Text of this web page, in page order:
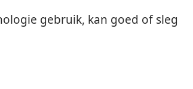
gebruik, kan goed of sleg